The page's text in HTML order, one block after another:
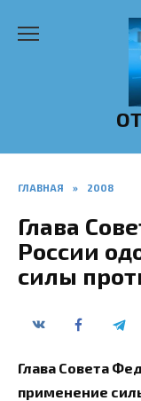
ГЛАВНАЯ » 2008
Глава
России
силы
Глава Совета
применение